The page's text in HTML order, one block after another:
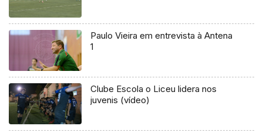
Paulo Vieira em entrevista à Antena
1
Clube Escola o Liceu lidera nos
juvenis (vídeo)